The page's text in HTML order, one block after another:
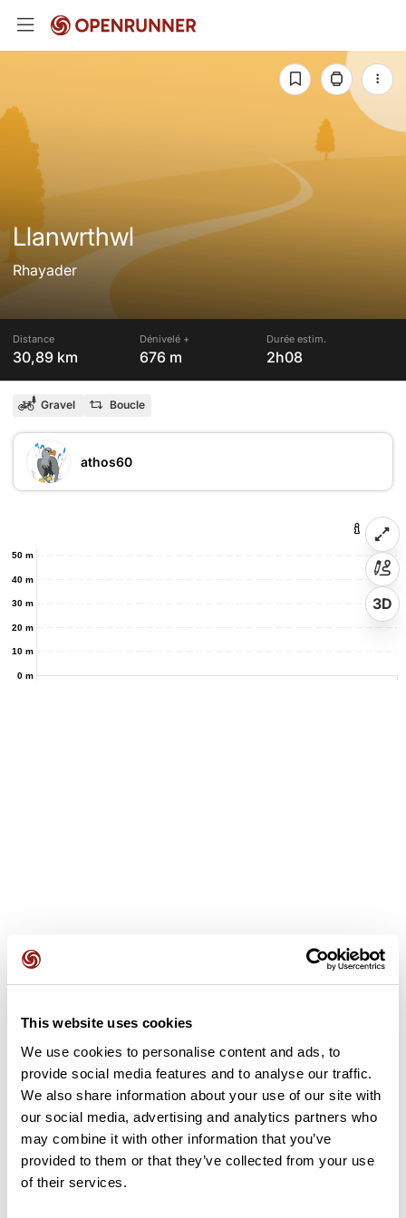
This website uses cookies
We use cookies to personalise content and ads, to
provide social media features and to analyse our traffic.
We also share information about your use of our site with
our social media, advertising and analytics partners who
may combine it with other information that you’ve
provided to them or that they’ve collected from your use
of their services.
Llanwrthwl
Rhayader
Distance
30,89 km
Dénivelé +
676 m
Durée estim.
2h08
Gravel Boucle
athos60
0 m
10 m
20 m
30 m
40 m
50 m
3D
Avis des utilisateurs
Soyez le premier à ajouter un avis !
Ajouter un avis
Résumé